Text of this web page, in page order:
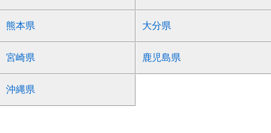
熊本県 大分県
宮崎県 鹿児島県
沖縄県